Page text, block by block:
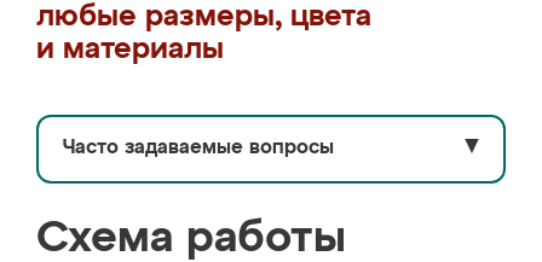
любые размеры, цвета
и материалы
Часто задаваемые вопросы ▼
Схема работы